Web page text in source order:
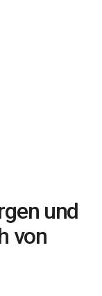
und
von